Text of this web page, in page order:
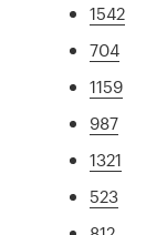
1542
704
1159
987
1321
523